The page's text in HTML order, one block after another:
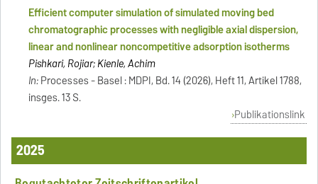
Efficient computer simulation of simulated moving bed
chromatographic processes with negligible axial dispersion,
linear and nonlinear noncompetitive adsorption isotherms
Pishkari, Rojiar; Kienle, Achim
In:Processes - Basel : MDPI, Bd. 14 (2026), Heft 11, Artikel 1788,
insges. 13 S.
Publikationslink
2025